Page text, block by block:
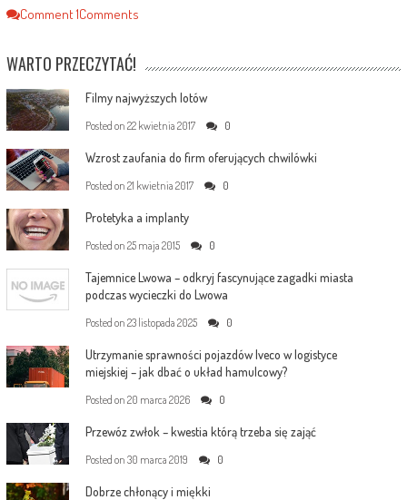
Comment1Comments
WARTO PRZECZYTAĆ!
Filmy najwyższych lotów
Posted on 22 kwietnia 2017 0
Wzrost zaufania do firm oferujących chwilówki
Posted on 21 kwietnia 2017 0
Protetyka a implanty
Posted on 25 maja 2015 0
Tajemnice Lwowa – odkryj fascynujące zagadki miasta
podczas wycieczki do Lwowa
Posted on 23 listopada 2025 0
Utrzymanie sprawności pojazdów Iveco w logistyce
miejskiej – jak dbać o układ hamulcowy?
Posted on 20 marca 2026 0
Przewóz zwłok – kwestia którą trzeba się zająć
Posted on 30 marca 2019 0
Dobrze chłonący i miękki